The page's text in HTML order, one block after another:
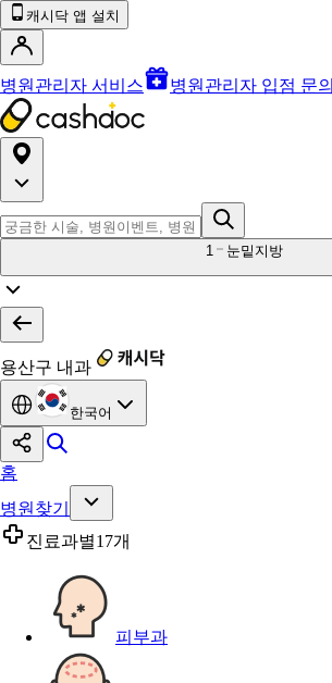
캐시닥 앱 설치
병원관리자 서비스 병원관리자 입점 문의
1 눈밑지방
용산구 내과
한국어
홈
병원찾기
진료과별17개
피부과